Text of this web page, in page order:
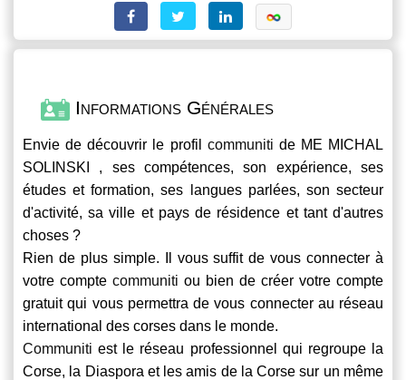
Informations Générales
Envie de découvrir le profil communiti de ME MICHAL
SOLINSKI , ses compétences, son expérience, ses
études et formation, ses langues parlées, son secteur
d'activité, sa ville et pays de résidence et tant d'autres
choses ?
Rien de plus simple. Il vous suffit de vous connecter à
votre compte communiti ou bien de créer votre compte
gratuit qui vous permettra de vous connecter au réseau
international des corses dans le monde.
Communiti est le réseau professionnel qui regroupe la
Corse, la Diaspora et les amis de la Corse sur un même